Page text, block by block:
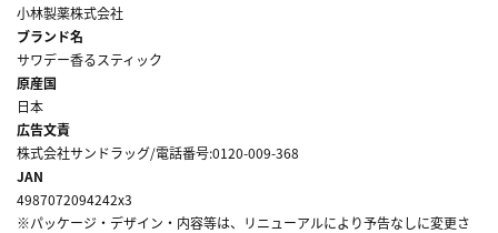
小林製薬株式会社
ブランド名
サワデー香るスティック
原産国
日本
広告文責
株式会社サンドラッグ/電話番号:0120-009-368
JAN
4987072094242x3
※パッケージ・デザイン・内容等は、リニューアルにより予告なしに変更さ